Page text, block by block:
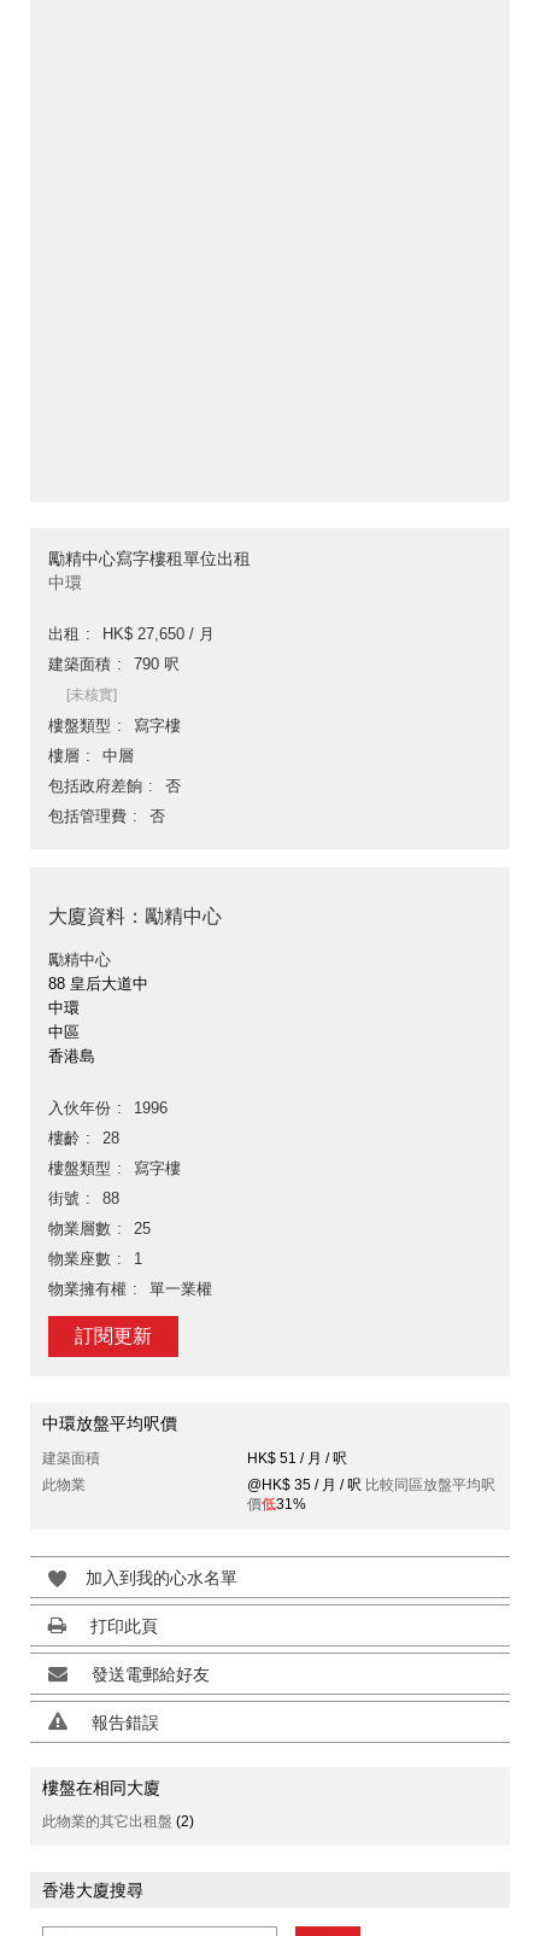
勵精中心寫字樓租單位出租
中環
出租
HK$ 27,650 / 月
建築面積
790 呎
[未核實]
樓盤類型
寫字樓
樓層
中層
包括政府差餉
否
包括管理費
否
大廈資料：勵精中心
勵精中心
88 皇后大道中
中環
中區
香港島
入伙年份
1996
樓齡
28
樓盤類型
寫字樓
街號
88
物業層數
25
物業座數
1
物業擁有權
單一業權
訂閱更新
中環放盤平均呎價
建築面積
HK$ 51 / 月 / 呎
此物業
@HK$ 35 / 月 / 呎 比較同區放盤平均呎
價低31%
加入到我的心水名單
打印此頁
發送電郵給好友
報告錯誤
樓盤在相同大廈
此物業的其它出租盤 (2)
香港大廈搜尋